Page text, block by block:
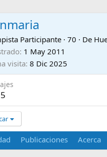
Participante · 70 · De
1 May 2011
visita 8 Dic 2025
Publicaciones Acerca